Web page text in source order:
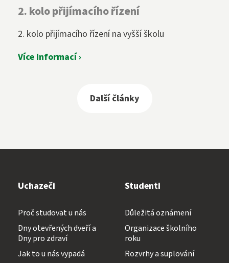
2. kolo přijímacího řízení
2. kolo přijímacího řízení na vyšší školu
Více informací ›
Další články
Uchazeči
Proč studovat u nás
Dny otevřených dveří a
Dny pro zdraví
Jak to u nás vypadá
Studenti
Důležitá oznámení
Organizace školního
roku
Rozvrhy a suplování